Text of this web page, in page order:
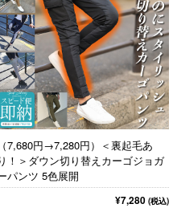
（7,680円→7,280円）＜裏起毛あ
！＞ダウン切り替えカーゴジョガ
パンツ 5色展開
¥7,280 (税込)